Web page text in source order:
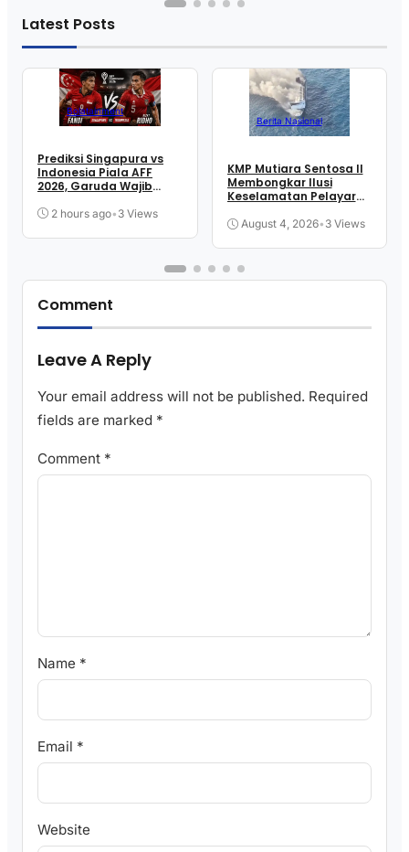
Latest Posts
Bolatainment
Prediksi Singapura vs
Indonesia Piala AFF
2026, Garuda Wajib
2 hours ago• 3 Views
Berita Nasional
KMP Mutiara Sentosa II
Membongkar Ilusi
Keselamatan Pelayaran
August 4, 2026• 3 Views
Comment
Leave A Reply
Your email address will not be published. Required
fields are marked *
Comment *
Name *
Email *
Website